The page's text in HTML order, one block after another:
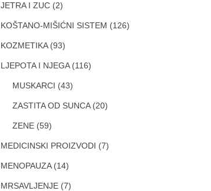
JETRA I ZUC (2)
KOŠTANO-MIŠIĆNI SISTEM (126)
KOZMETIKA (93)
LJEPOTA I NJEGA (116)
MUSKARCI (43)
ZASTITA OD SUNCA (20)
ZENE (59)
MEDICINSKI PROIZVODI (7)
MENOPAUZA (14)
MRSAVLJENJE (7)